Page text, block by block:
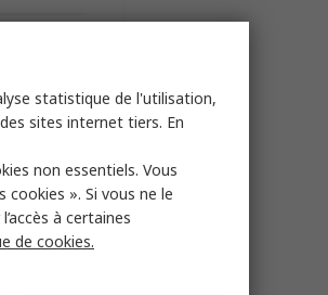
statistique de l'utilisation,
sites internet tiers. En
non essentiels. Vous
». Si vous ne le
à certaines
de cookies.